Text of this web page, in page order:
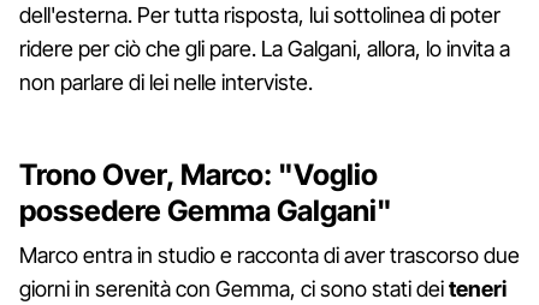
dell'esterna. Per tutta risposta, lui sottolinea di poter
ridere per ciò che gli pare. La Galgani, allora, lo invita a
non parlare di lei nelle interviste.
Trono Over, Marco: "Voglio
possedere Gemma Galgani"
Marco entra in studio e racconta di aver trascorso due
giorni in serenità con Gemma, ci sono stati deiteneri